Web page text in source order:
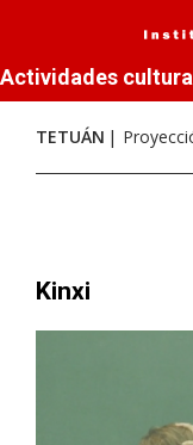
Actividades
TETUÁN
Kinxi